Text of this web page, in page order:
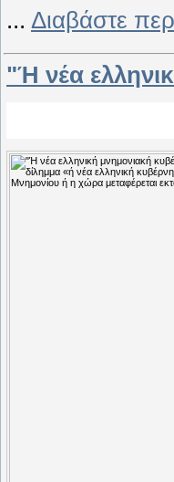
... Διαβάστε
"Ή νέα